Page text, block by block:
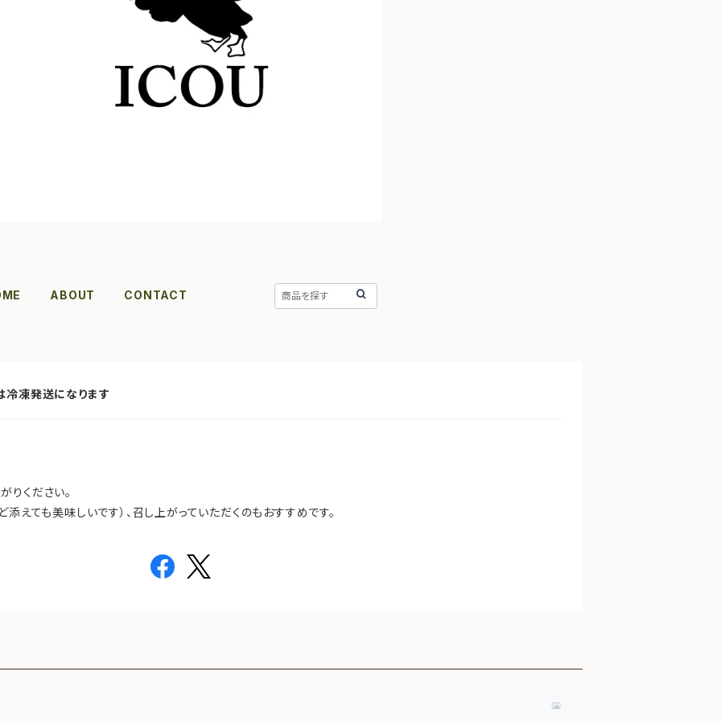
ABOUT CONTACT
冷凍発送になります
りください。
添えても美味しいです）、召し上がっていただくのもおすすめです。